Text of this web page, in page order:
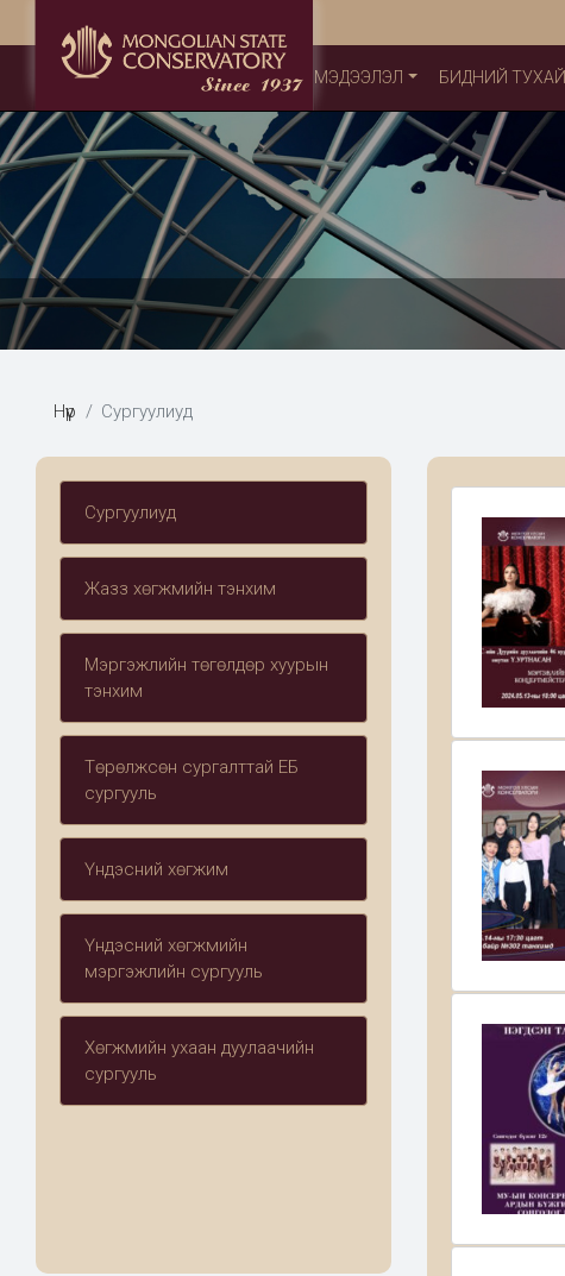
МЭДЭЭЛЭЛ БИДНИЙ ТУХАЙ
Нүүр Сургуулиуд
Сургуулиуд
Жазз хөгжмийн тэнхим
Мэргэжлийн төгөлдөр хуурын
тэнхим
Төрөлжсөн сургалттай ЕБ
сургууль
Үндэсний хөгжим
Үндэсний хөгжмийн
мэргэжлийн сургууль
Хөгжмийн ухаан дуулаачийн
сургууль